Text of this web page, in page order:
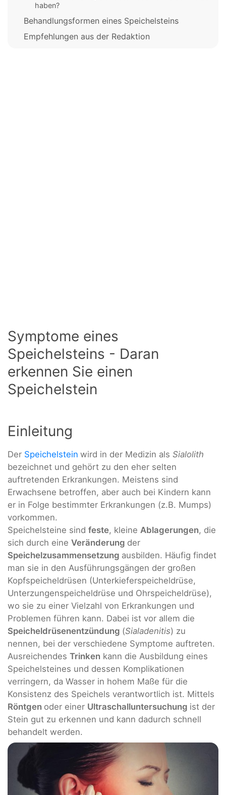
haben?
Behandlungsformen eines Speichelsteins
Empfehlungen aus der Redaktion
Symptome eines
Speichelsteins - Daran
erkennen Sie einen
Speichelstein
Einleitung
Der Speichelstein wird in der Medizin als Sialolith
bezeichnet und gehört zu den eher selten
auftretenden Erkrankungen. Meistens sind
Erwachsene betroffen, aber auch bei Kindern kann
er in Folge bestimmter Erkrankungen (z.B. Mumps)
vorkommen.
Speichelsteine sind feste, kleine Ablagerungen, die
sich durch eine Veränderung der
Speichelzusammensetzung ausbilden. Häufig findet
man sie in den Ausführungsgängen der großen
Kopfspeicheldrüsen (Unterkieferspeicheldrüse,
Unterzungenspeicheldrüse und Ohrspeicheldrüse),
wo sie zu einer Vielzahl von Erkrankungen und
Problemen führen kann. Dabei ist vor allem die
Speicheldrüsenentzündung (Sialadenitis) zu
nennen, bei der verschiedene Symptome auftreten.
Ausreichendes Trinken kann die Ausbildung eines
Speichelsteines und dessen Komplikationen
verringern, da Wasser in hohem Maße für die
Konsistenz des Speichels verantwortlich ist. Mittels
Röntgen oder einer Ultraschalluntersuchung ist der
Stein gut zu erkennen und kann dadurch schnell
behandelt werden.